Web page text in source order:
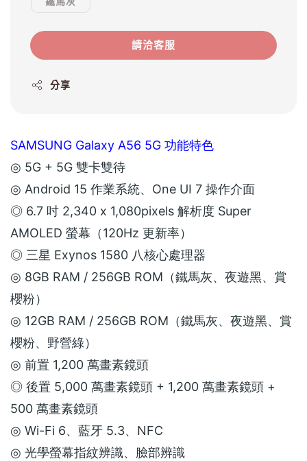
請洽客服
分享
SAMSUNG Galaxy A56 5G 功能特色
◎ 5G + 5G 雙卡雙待
◎ Android 15 作業系統、One UI 7 操作介面
◎ 6.7 吋 2,340 x 1,080pixels 解析度 Super
AMOLED 螢幕（120Hz 更新率）
◎ 三星 Exynos 1580 八核心處理器
◎ 8GB RAM / 256GB ROM（鐵馬灰、夜遊黑、賞
櫻粉）
◎ 12GB RAM / 256GB ROM（鐵馬灰、夜遊黑、賞
櫻粉、野營綠）
◎ 前置 1,200 萬畫素鏡頭
◎ 後置 5,000 萬畫素鏡頭 + 1,200 萬畫素鏡頭 +
500 萬畫素鏡頭
◎ Wi-Fi 6、藍牙 5.3、NFC
◎ 光學螢幕指紋辨識、臉部辨識